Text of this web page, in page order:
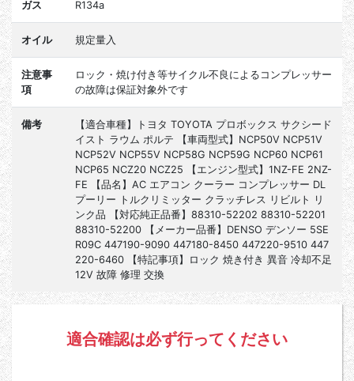
ガス R134a
オイル 規定量入
注意事
項
ロック・焼け付き等サイクル不良によるコンプレッサー
の故障は保証対象外です
備考
【適合車種】トヨタ TOYOTA プロボックス サクシード
イスト ラウム ポルテ 【車両型式】NCP50V NCP51V
NCP52V NCP55V NCP58G NCP59G NCP60 NCP61
NCP65 NCZ20 NCZ25 【エンジン型式】1NZ-FE 2NZ-
FE 【品名】AC エアコン クーラー コンプレッサー DL
プーリー トルクリミッター クラッチレス リビルト リ
ンク品 【対応純正品番】88310-52202 88310-52201
88310-52200 【メーカー品番】DENSO デンソー 5SE
R09C 447190-9090 447180-8450 447220-9510 447
220-6460 【特記事項】ロック 焼き付き 異音 冷却不足
12V 故障 修理 交換
適合確認は必ず行ってください